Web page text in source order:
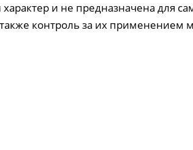
и не предназначена для
контроль за их применением